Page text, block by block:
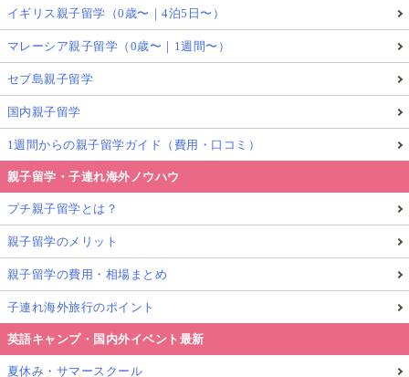
下の子はといえば、2月から始まる義務教育（ブラジ
ルは4歳から義務教育が始まります）まで、ほぼ1年間
家で過ごしています。
ほとんどほったらかしていますが、ずっと一人でなに
やら創っていることが多く、
クリエイティブなことをしたりして、おもしろいで
す。
いわゆる「おままごと」が多いですが、見たことや聞
いたことが彼女の作品に具現化する様子を感心して観
イギリス親子留学（0歳〜｜4泊5日〜）
マレーシア親子留学（0歳〜｜1週間〜）
セブ島親子留学
国内親子留学
1週間からの親子留学ガイド（費用・口コミ）
親子留学・子連れ海外ノウハウ
プチ親子留学とは？
親子留学のメリット
親子留学の費用・相場まとめ
子連れ海外旅行のポイント
英語キャンプ・国内外イベント最新
夏休み・サマースクール